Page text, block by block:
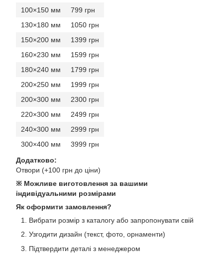
100×150 мм
799 грн
130×180 мм
1050 грн
150×200 мм
1399 грн
160×230 мм
1599 грн
180×240 мм
1799 грн
200×250 мм
1999 грн
200×300 мм
2300 грн
220×300 мм
2499 грн
240×300 мм
2999 грн
300×400 мм
3999 грн
Додатково:
Отвори (+100 грн до ціни)
※ Можливе виготовлення за вашими
індивідуальними розмірами
Як оформити замовлення?
Вибрати розмір з каталогу або запропонувати свій
Узгодити дизайн (текст, фото, орнаменти)
Підтвердити деталі з менеджером